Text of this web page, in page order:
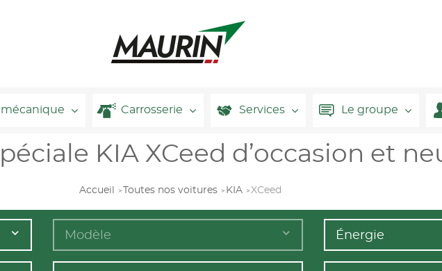
Carrosserie Services Le groupe
KIA XCeed d’occasion et
Accueil Toutes nos voitures KIA XCeed
Modèle Énergie